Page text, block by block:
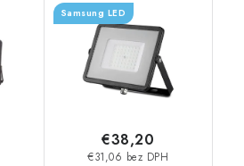
Samsung LED
€31,06 bez DPH
€38,20